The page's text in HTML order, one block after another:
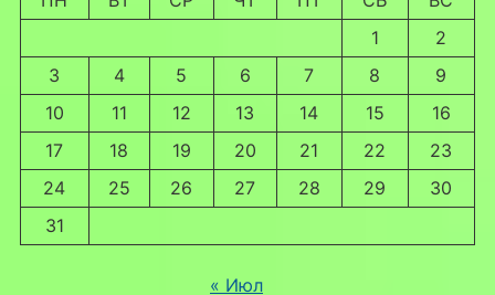
1
2
3
4 5 6 7 8
9
10
11 12 13 14 15
16
17
18 19 20 21 22
23
24
25 26 27 28 29
30
31
« Июл